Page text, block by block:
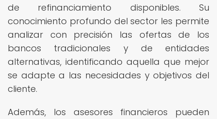
de refinanciamiento disponibles. Su
conocimiento profundo del sector les permite
analizar con precisión las ofertas de los
bancos tradicionales y de entidades
alternativas, identificando aquella que mejor
se adapte a las necesidades y objetivos del
cliente.
Además, los asesores financieros pueden